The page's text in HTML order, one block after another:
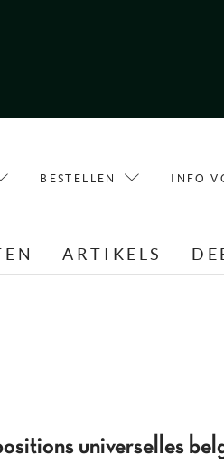
BESTELLEN INFO
ARTIKELS
universelles